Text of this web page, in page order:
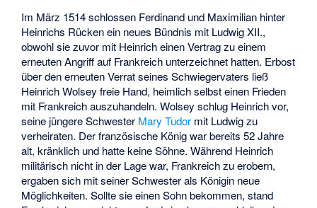
Im März 1514 schlossen Ferdinand und Maximilian hinter
Heinrichs Rücken ein neues Bündnis mit Ludwig XII.,
obwohl sie zuvor mit Heinrich einen Vertrag zu einem
erneuten Angriff auf Frankreich unterzeichnet hatten. Erbost
über den erneuten Verrat seines Schwiegervaters ließ
Heinrich Wolsey freie Hand, heimlich selbst einen Frieden
mit Frankreich auszuhandeln. Wolsey schlug Heinrich vor,
seine jüngere Schwester Mary Tudor mit Ludwig zu
verheiraten. Der französische König war bereits 52 Jahre
alt, kränklich und hatte keine Söhne. Während Heinrich
militärisch nicht in der Lage war, Frankreich zu erobern,
ergaben sich mit seiner Schwester als Königin neue
Möglichkeiten. Sollte sie einen Sohn bekommen, stand